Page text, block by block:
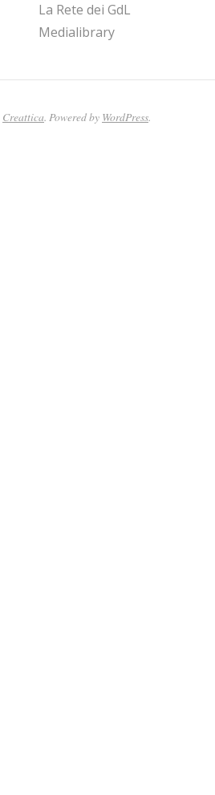
La Rete dei GdL
Medialibrary
Creattica. Powered by WordPress.